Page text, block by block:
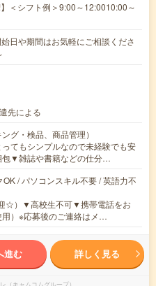
＜シフト例＞9:00～12:0010:00～
や期間はお気軽にご相談くださ
先による
グ・検品、商品管理）
てもシンプルなので未経験でも安
▼雑誌や書籍などの仕分…
/ パソコンスキル不要 / 英語力不
☆）▼高校生不可▼携帯電話をお
）※応募後のご連絡はメ…
進む 詳しく見る
（キャムコムグループ）